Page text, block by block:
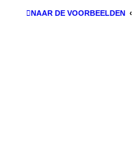
NAAR DE VOORBEELDEN